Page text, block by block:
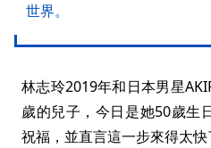
世界。
林志玲2019年和日本男星
歲的兒子，今日是她50歲生
祝福，並直言這一步來得太